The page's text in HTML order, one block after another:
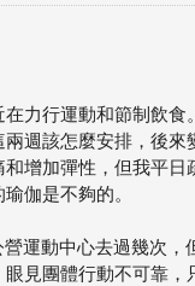
力行運動和節制飲
週該怎麼安排，後
增加彈性，但我平
伽是不夠的。
運動中心去過幾次
見團體行動不可靠